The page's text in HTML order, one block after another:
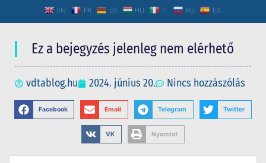
EN FR DE HU IT RU ES
Ez a bejegyzés jelenleg nem elérhető
vdtablog.hu 2024. június 20. Nincs hozzászólás
Facebook Email Telegram Twitter
VK Nyomtat